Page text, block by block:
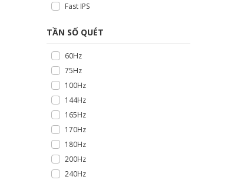
Fast IPS
TẦN SỐ QUÉT
60Hz
75Hz
100Hz
144Hz
165Hz
170Hz
180Hz
200Hz
240Hz